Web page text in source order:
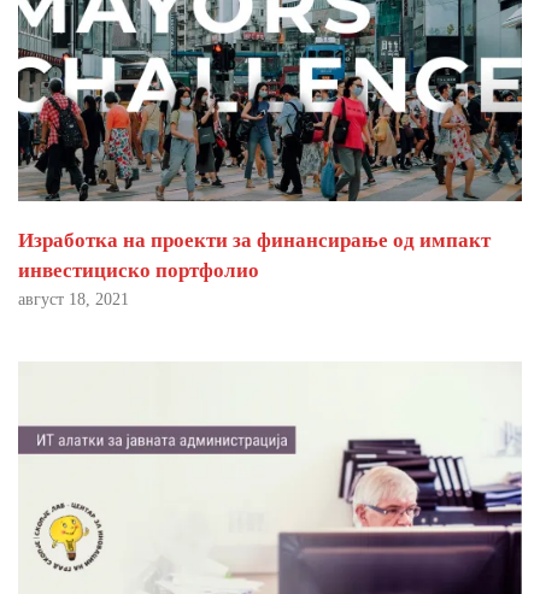
Изработка на проекти за финансирање од импакт
инвестициско портфолио
август 18, 2021